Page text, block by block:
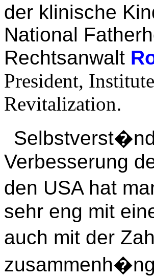
der klinische
National
Rechtsanwalt
President,
Revitalization.
Verbesserung
den USA hat
sehr eng mit
auch mit der